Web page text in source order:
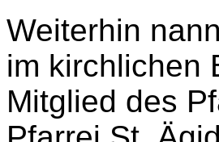
Weiterhin
im kirchlichen
Mitglied des